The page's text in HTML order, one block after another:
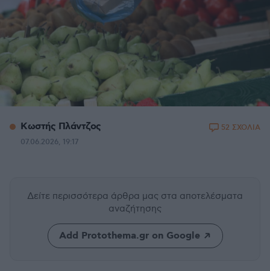
Κωστής Πλάντζος
07.06.2026, 19:17
52 ΣΧΟΛΙΑ
Δείτε περισσότερα άρθρα μας στα αποτελέσματα
αναζήτησης
Add Protothema.gr on Google